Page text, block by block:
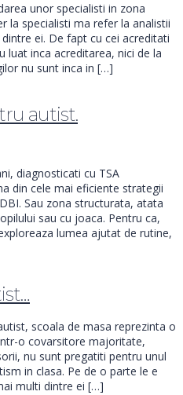
unor specialisti in zona
la specialisti ma refer la analistii
ei. De fapt cu cei acreditati
luat inca acreditarea, nici de la
nu sunt inca in […]
autist.
diagnosticati cu TSA
din cele mai eficiente strategii
Sau zona structurata, atata
sau cu joaca. Pentru ca,
lumea ajutat de rutine,
scoala de masa reprezinta o
o covarsitore majoritate,
nu sunt pregatiti pentru unul
in clasa. Pe de o parte le e
multi dintre ei […]